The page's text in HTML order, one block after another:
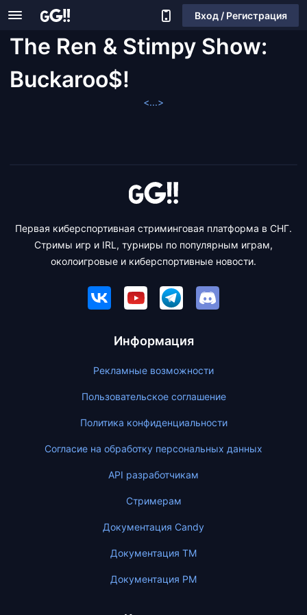
Вход / Регистрация
The Ren & Stimpy Show:
Buckaroo$!
<...>
Первая киберспортивная стриминговая платформа в СНГ.
Стримы игр и IRL, турниры по популярным играм,
околоигровые и киберспортивные новости.
Информация
Рекламные возможности
Пользовательское соглашение
Политика конфиденциальности
Согласие на обработку персональных данных
API разработчикам
Стримерам
Документация Candy
Документация ТМ
Документация PM